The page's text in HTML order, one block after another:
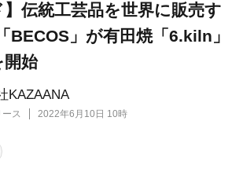
KAZAANA
ース 2022年6月10日 10時
】伝統工芸品を世界に販売す
BECOS」が有田焼「6.kiln」
開始